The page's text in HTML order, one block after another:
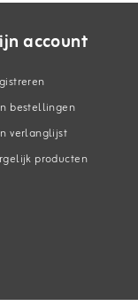
account
bestellingen
verlanglijst
producten